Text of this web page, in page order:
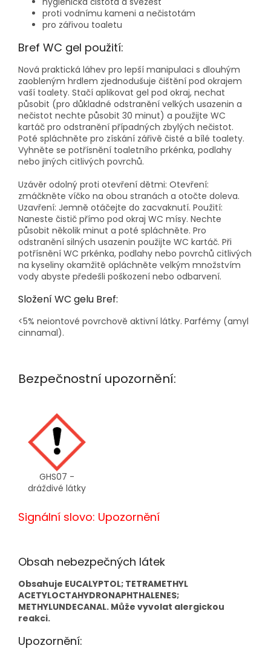
proti vodnímu kameni a nečistotám
pro zářivou toaletu
Bref WC gel použití:
Nová praktická láhev pro lepší manipulaci s dlouhým
zaobleným hrdlem zjednodušuje čištění pod okrajem
vaší toalety. Stačí aplikovat gel pod okraj, nechat
působit (pro důkladné odstranění velkých usazenin a
nečistot nechte působit 30 minut) a použijte WC
kartáč pro odstranění případných zbylých nečistot.
Poté spláchněte pro získání zářivě čisté a bílé toalety.
Vyhněte se potřísnění toaletního prkénka, podlahy
nebo jiných citlivých povrchů.
Uzávěr odolný proti otevření dětmi: Otevření:
zmáčkněte víčko na obou stranách a otočte doleva.
Uzavření: Jemně otáčejte do zacvaknutí. Použití:
Naneste čistič přímo pod okraj WC mísy. Nechte
působit několik minut a poté spláchněte. Pro
odstranění silných usazenin použijte WC kartáč. Při
potřísnění WC prkénka, podlahy nebo povrchů citlivých
na kyseliny okamžitě opláchněte velkým množstvím
vody abyste předešli poškození nebo odbarvení.
Složení WC gelu Bref:
<5% neiontové povrchově aktivní látky. Parfémy (amyl
cinnamal).
Bezpečnostní upozornění:
GHS07 -
dráždivé látky
Signální slovo: Upozornění
Obsah nebezpečných látek
Obsahuje EUCALYPTOL; TETRAMETHYL
ACETYLOCTAHYDRONAPHTHALENES;
METHYLUNDECANAL. Může vyvolat alergickou
reakci.
Upozornění: